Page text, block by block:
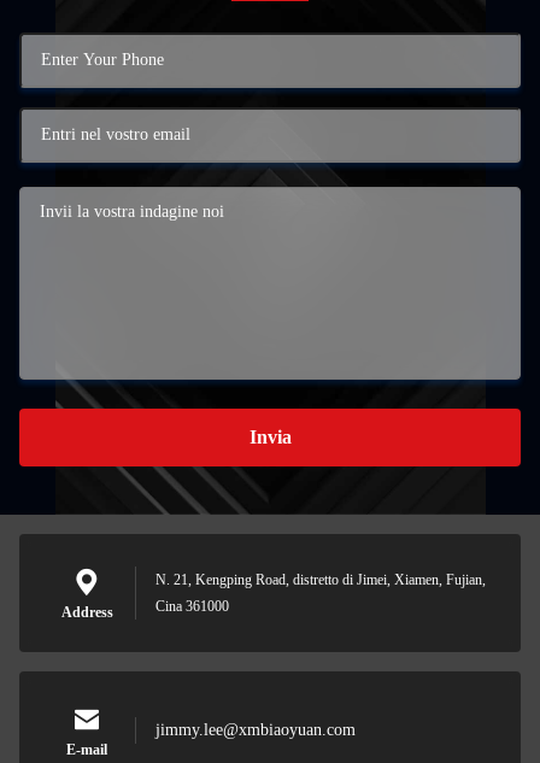
Invia
Address
N. 21, Kengping Road, distretto di Jimei, Xiamen, Fujian,
Cina 361000
E-mail
jimmy.lee@xmbiaoyuan.com